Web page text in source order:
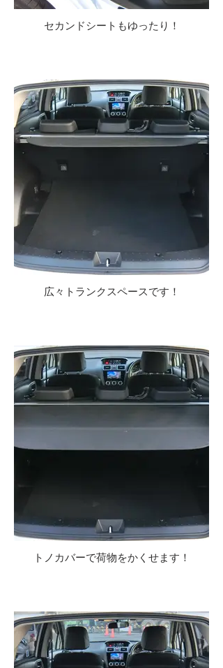
セカンドシートもゆったり！
広々トランクスペースです！
トノカバーで荷物をかくせます！